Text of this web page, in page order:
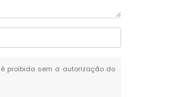
proibida sem a autorização do